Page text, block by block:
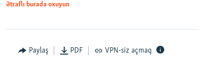
Ətraflı burada oxuyun
Paylaş PDF VPN-siz açmaq